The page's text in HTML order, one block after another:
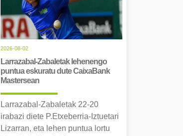
2026-08-02
Larrazabal-Zabaletak lehenengo
puntua eskuratu dute CaixaBank
Mastersean
Larrazabal-Zabaletak 22-20
irabazi diete P.Etxeberria-Iztuetari
Lizarran, eta lehen puntua lortu